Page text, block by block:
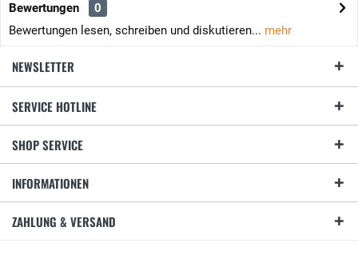
Bewertungen
0
Bewertungen lesen, schreiben und diskutieren... mehr
NEWSLETTER
SERVICE HOTLINE
SHOP SERVICE
INFORMATIONEN
ZAHLUNG & VERSAND